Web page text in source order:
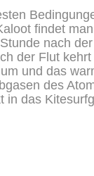
findet
nach
der Flut
und das
des
in das